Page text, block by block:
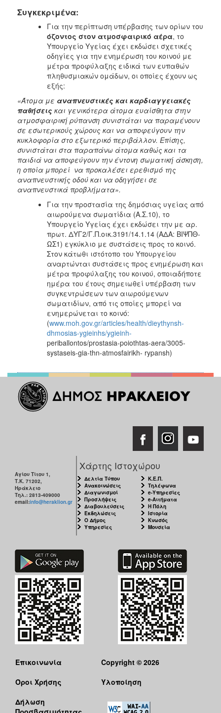
Συγκεκριμένα:
Για την περίπτωση υπέρβασης των ορίων του
όζοντος στον ατμοσφαιρικό αέρα, το
Υπουργείο Υγείας έχει εκδώσει σχετικές
οδηγίες για την ενημέρωση του κοινού με
μέτρα προφύλαξης ειδικά των ευπαθών
πληθυσμιακών ομάδων, οι οποίες έχουν ως
εξής:
«Άτομα με αναπνευστικές και καρδιαγγειακές
παθήσεις και γενικότερα άτομα ευαίσθητα στην
ατμοσφαιρική ρύπανση συνιστάται να παραμένουν
σε εσωτερικούς χώρους και να αποφεύγουν την
κυκλοφορία στο εξωτερικό περιβάλλον. Επίσης,
συνιστάται στα παραπάνω άτομα καθώς και τα
παιδιά να αποφεύγουν την έντονη σωματική άσκηση,
η οποία μπορεί να προκαλέσει ερεθισμό της
αναπνευστικής οδού και να οδηγήσει σε
αναπνευστικά προβλήματα».
Για την προστασία της δημόσιας υγείας από
αιωρούμενα σωματίδια (Α.Σ.10), το
Υπουργείο Υγείας έχει εκδώσει την με αρ.
πρωτ. ΔΥΓ2/Γ.Π.οικ.3191/14.1.14 (ΑΔΑ: ΒΙΨΠΘ-
ΩΣ1) εγκύκλιο με συστάσεις προς το κοινό.
Στον κάτωθι ιστότοπο του Υπουργείου
αναρτώνται συστάσεις προς ενημέρωση και
μέτρα προφύλαξης του κοινού, οποιαδήποτε
ημέρα του έτους σημειωθεί υπέρβαση των
συγκεντρώσεων των αιωρούμενων
σωματιδίων, από τις οποίες μπορεί να
ενημερώνεται το κοινό:
(www.moh.gov.gr/articles/health/dieythynsh-
dhmosias-ygieinhs/ygieinh-
periballontos/prostasia-poiothtas-aera/3005-
systaseis-gia-thn-atmosfairikh- rypansh)
Αγίου Τίτου 1,
Τ.Κ. 71202,
Ηράκλειο
Τηλ.: 2813-409000
email:info@heraklion.gr
Χάρτης Ιστοχώρου
Δελτία Τύπου
Ανακοινώσεις
Διαγωνισμοί
Προσλήψεις
Διαβουλεύσεις
Εκδηλώσεις
Ο Δήμος
Υπηρεσίες
Κ.Ε.Π.
Τηλέφωνα
e-Υπηρεσίες
e-Αιτήματα
Η Πόλη
Ιστορία
Κνωσός
Μουσεία
Επικοινωνία
Όροι Χρήσης
Δήλωση
Copyright © 2026
Υλοποίηση